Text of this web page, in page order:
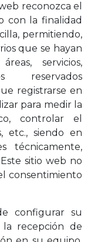
reconozca el
con la finalidad
permitiendo,
que se hayan
servicios,
reservados
registrarse en
para medir la
controlar el
etc., siendo en
técnicamente,
sitio web no
consentimiento
configurar su
recepción de